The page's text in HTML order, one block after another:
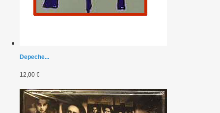
Depeche...
12,00 €